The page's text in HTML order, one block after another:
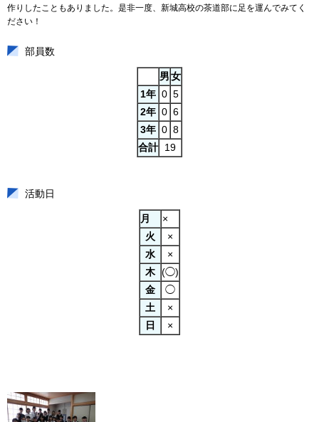
作りしたこともありました。是非一度、新城高校の茶道部に足を運んでみてく
ださい！
部員数
男女
1年 0 5
2年 0 6
3年 0 8
合計
19
活動日
月
×
火
×
水
×
木 (◯)
金
◯
土
×
日
×